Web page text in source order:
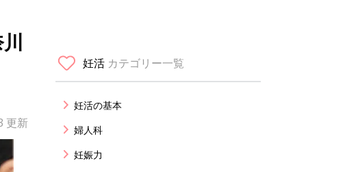
更新
妊活 カテゴリー一覧
妊活の基本
婦人科
妊娠力